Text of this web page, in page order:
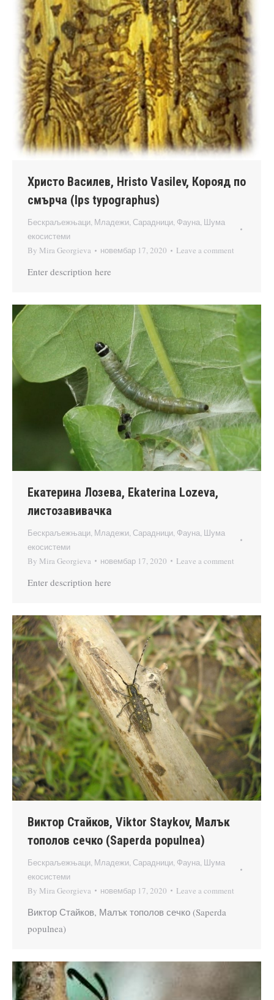
Христо Василев, Hristo Vasilev, Корояд по
смърча (Ips typographus)
Бескраљежњаци, Младежи, Сарадници, Фауна, Шума
екосистеми
By Mira Georgieva новембар 17, 2020 Leave a comment
Enter description here
Екатерина Лозева, Ekaterina Lozeva,
листозавивачка
Бескраљежњаци, Младежи, Сарадници, Фауна, Шума
екосистеми
By Mira Georgieva новембар 17, 2020 Leave a comment
Enter description here
Виктор Стайков, Viktor Staykov, Малък
тополов сечко (Saperda populnea)
Бескраљежњаци, Младежи, Сарадници, Фауна, Шума
екосистеми
By Mira Georgieva новембар 17, 2020 Leave a comment
Виктор Стайков, Малък тополов сечко (Saperda
populnea)